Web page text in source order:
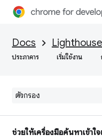
Docs Lighthouse
ประภาคาร เริ่มใช้งาน
ช่วยให้เครื่องมือค้นหาเข้าใ